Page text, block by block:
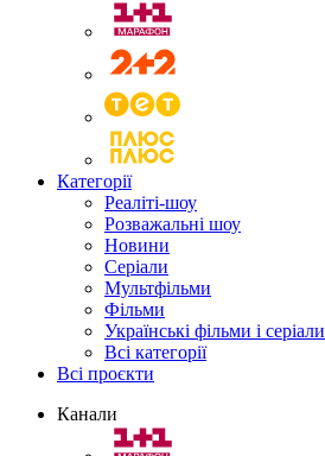
Категорії
Реаліті-шоу
Розважальні шоу
Новини
Серіали
Мультфільми
Фільми
Українські фільми і серіали
Всі категорії
Всі проєкти
Канали